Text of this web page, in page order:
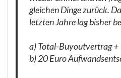
glei­chen Din­ge zurück.
letz­ten Jah­re lag bis­her
a) Total-Buy­out­ver­trag +
b) 20 Euro